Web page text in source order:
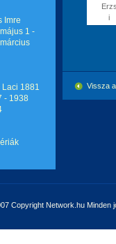
Imre
1 -
Laci 1881
- 1938
Erzs
i
Vissza
Copyright Network.hu Minden